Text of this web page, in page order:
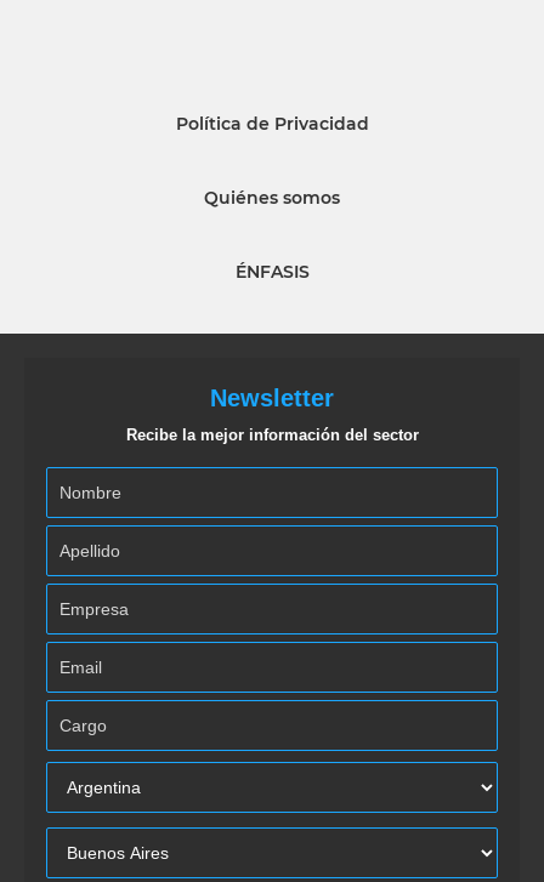
Política de Privacidad
Quiénes somos
ÉNFASIS
Newsletter
Recibe la mejor información del sector